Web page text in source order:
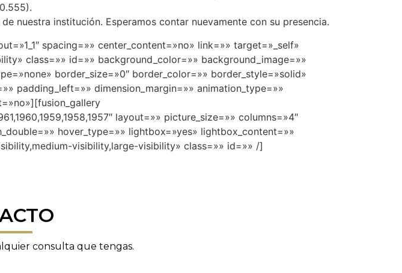
nuestra institución. Esperamos contar nuevamente con su presencia.
spacing=»» center_content=»no» link=»» target=»_self»
class=»» id=»» background_color=»» background_image=»»
border_size=»0″ border_color=»» border_style=»solid»
padding_left=»» dimension_margin=»» animation_type=»»
layout=»» picture_size=»» columns=»4″
hover_type=»» lightbox=»yes» lightbox_content=»»
visibility,large-visibility» class=»» id=»» /]
consulta que tengas.